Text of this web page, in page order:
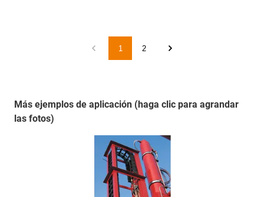
1 2
Más ejemplos de aplicación (haga clic para agrandar
las fotos)